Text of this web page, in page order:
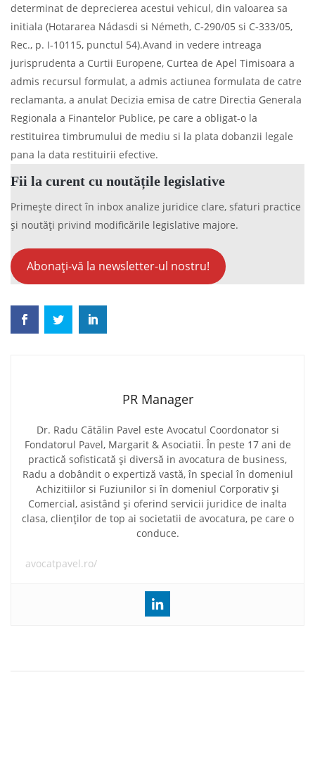
determinat de deprecierea acestui vehicul, din valoarea sa
initiala (Hotararea Nádasdi si Németh, C‑290/05 si C‑333/05,
Rec., p. I‑10115, punctul 54).Avand in vedere intreaga
jurisprudenta a Curtii Europene, Curtea de Apel Timisoara a
admis recursul formulat, a admis actiunea formulata de catre
reclamanta, a anulat Decizia emisa de catre Directia Generala
Regionala a Finantelor Publice, pe care a obligat-o la
restituirea timbrumului de mediu si la plata dobanzii legale
pana la data restituirii efective.
Fii la curent cu noutățile legislative
Primește direct în inbox analize juridice clare, sfaturi practice
și noutăți privind modificările legislative majore.
Abonați-vă la newsletter-ul nostru!
PR Manager
Dr. Radu Cătălin Pavel este Avocatul Coordonator si
Fondatorul Pavel, Margarit & Asociatii. În peste 17 ani de
practică sofisticată și diversă in avocatura de business,
Radu a dobândit o expertiză vastă, în special în domeniul
Achizitiilor si Fuziunilor si în domeniul Corporativ și
Comercial, asistând și oferind servicii juridice de inalta
clasa, clienților de top ai societatii de avocatura, pe care o
conduce.
avocatpavel.ro/